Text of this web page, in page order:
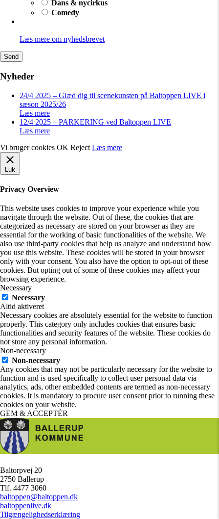
Dans & nycirkus
Comedy
Læs mere om nyhedsbrevet
Nyheder
24/4 2025 – Glæd dig til scenekunsten på Baltoppen LIVE i
sæson 2025/26
Læs mere
12/4 2025 – PARKERING ved Baltoppen LIVE
Læs mere
Vi bruger cookies OK Reject Læs mere
Luk
Privacy Overview
This website uses cookies to improve your experience while you
navigate through the website. Out of these, the cookies that are
categorized as necessary are stored on your browser as they are
essential for the working of basic functionalities of the website. We
also use third-party cookies that help us analyze and understand how
you use this website. These cookies will be stored in your browser
only with your consent. You also have the option to opt-out of these
cookies. But opting out of some of these cookies may affect your
browsing experience.
Necessary
Necessary
Altid aktiveret
Necessary cookies are absolutely essential for the website to function
properly. This category only includes cookies that ensures basic
functionalities and security features of the website. These cookies do
not store any personal information.
Non-necessary
Non-necessary
Any cookies that may not be particularly necessary for the website to
function and is used specifically to collect user personal data via
analytics, ads, other embedded contents are termed as non-necessary
cookies. It is mandatory to procure user consent prior to running these
cookies on your website.
GEM & ACCEPTÈR
Baltorpvej 20
2750 Ballerup
Tlf. 4477 3060
baltoppen@baltoppen.dk
baltoppenlive.dk
Tilgængelighedserklæring